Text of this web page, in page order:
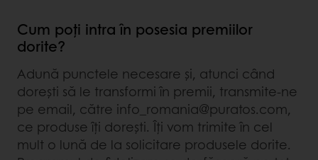
Cum poți intra în posesia premiilor
dorite?
Adună punctele necesare și, atunci când
dorești să le transformi în premii, transmite-ne
pe email, către info_romania@puratos.com,
ce produse îți dorești. Îți vom trimite în cel
mult o lună de la solicitare produsele dorite.